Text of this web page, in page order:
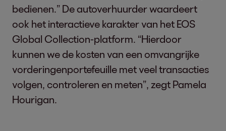
bedienen.” De autoverhuurder waardeert
ook het interactieve karakter van het EOS
Global Collection-platform. “Hierdoor
kunnen we de kosten van een omvangrijke
vorderingenportefeuille met veel transacties
volgen, controleren en meten”, zegt Pamela
Hourigan.